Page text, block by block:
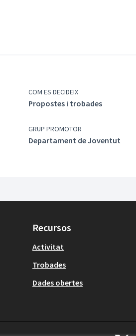
COM ES DECIDEIX
Propostes i trobades
GRUP PROMOTOR
Departament de Joventut
Recursos
Activitat
Trobades
Dades obertes